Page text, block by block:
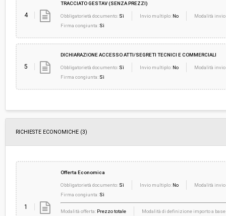
4
TRACCIATO GESTAV (SENZA PREZZI)
Obbligatorietà documento: Sì Invio multiplo: No
Modalità
Firma congiunta: Sì
5
DICHIARAZIONE ACCESSO ATTI/SEGRETI TECNICI E COMMERCIALI
Obbligatorietà documento: Sì Invio multiplo: No
Modalità
Firma congiunta: Sì
RICHIESTE ECONOMICHE (3)
1
Offerta Economica
Obbligatorietà documento: Sì Invio multiplo: No
Modalità
Firma congiunta: Sì
Modalità offerta: Prezzo totale
Modalità di definizione importo a base